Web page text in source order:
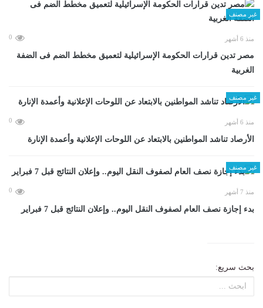
غير مصنف
منذ 6 أشهر 0
مصر تدين قرارات الحكومة الإسرائيلية لتعميق مخطط الضم فى الضفة
الغربية
غير مصنف
منذ 6 أشهر 0
الأرصاد تناشد المواطنين بالابتعاد عن اللوحات الإعلانية وأعمدة الإنارة
غير مصنف
منذ 7 أشهر 0
بدء إجازة نصف العام لصفوف النقل اليوم.. وإعلان النتائج قبل 7 فبراير
بحث سريع: